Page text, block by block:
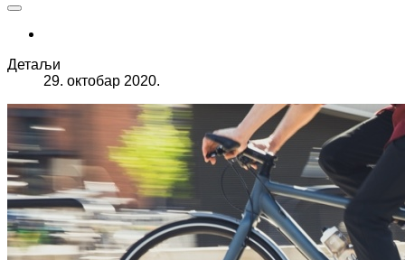
Детаљи
29. октобар 2020.